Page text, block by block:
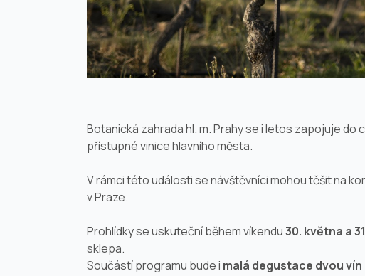
Botanická zahrada hl. m. Prahy se i letos zapojuje do
přístupnévinicehlavního města.
V rámci této události se návštěvníci mohou těšit na
v Praze.
Prohlídky se uskuteční během víkendu30. května a
sklepa.
Součástí programu bude i malá degustace dvou